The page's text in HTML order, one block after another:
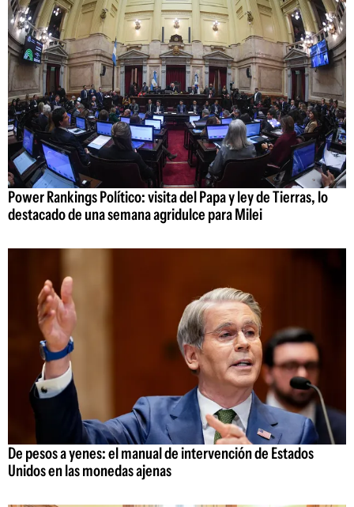
Power Rankings Político: visita del Papa y ley de Tierras, lo
destacado de una semana agridulce para Milei
De pesos a yenes: el manual de intervención de Estados
Unidos en las monedas ajenas